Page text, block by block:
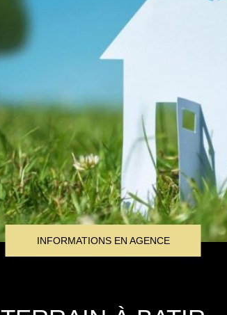
INFORMATIONS EN AGENCE